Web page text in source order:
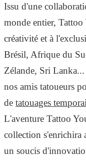
Issu d'une
monde entier,
créativité et à
Brésil, Afrique du
Zélande, Sri
nos amis tatoueurs
de tatouages
L'aventure Tattoo
collection s'enrichira
un soucis